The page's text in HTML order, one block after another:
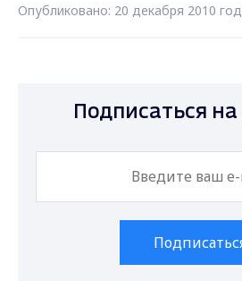
Опубликовано: 20 декабря 2010
Подписаться